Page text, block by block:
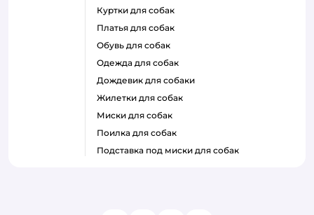
куртки для собак
платья для собак
обувь для собак
одежда для собак
дождевик для собаки
жилетки для собак
миски для собак
поилка для собак
подставка под миски для собак